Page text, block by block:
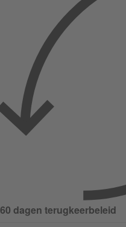
60 dagen terugkeerbeleid